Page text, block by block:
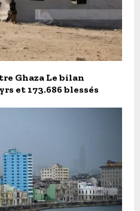
Ghaza Le bilan
et 173.686 blessés